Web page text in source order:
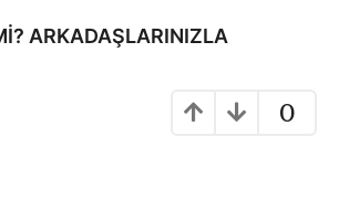
ARKADAŞLARINIZLA
0